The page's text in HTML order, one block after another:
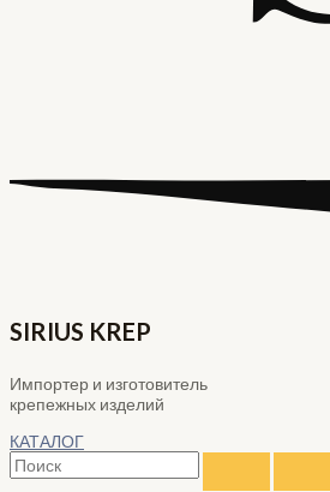
SIRIUS KREP
Импортер и изготовитель
крепежных изделий
КАТАЛОГ